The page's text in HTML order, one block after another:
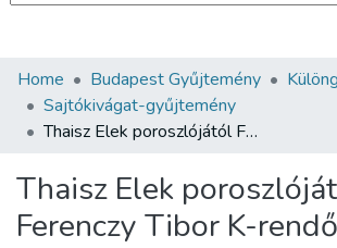
Communities & Collections
All of DSpace
About us
Home Budapest Gyűjtemény
Sajtókivágat-gyűjtemény
Thaisz Elek poroszlójától Ferenczy Tibor K-rendőrjéig
Thaisz Elek
Ferenczy Tibor K-